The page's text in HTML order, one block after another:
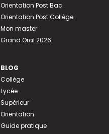
Orientation Post Bac
Orientation Post Collège
Mon master
Grand Oral 2026
BLOG
Collège
Lycée
Supérieur
Orientation
Guide pratique